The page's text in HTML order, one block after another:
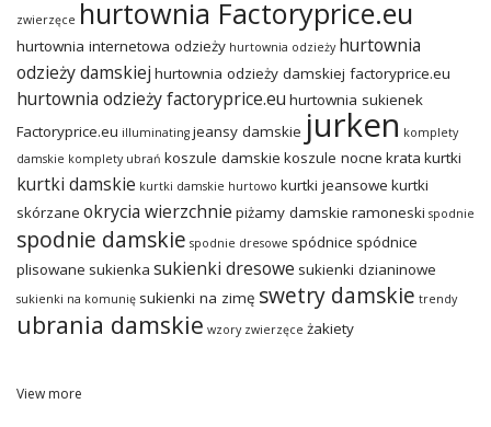
zwierzęce hurtownia Factoryprice.eu
hurtownia internetowa odzieży hurtownia odzieży hurtownia
odzieży damskiej hurtownia odzieży damskiej factoryprice.eu
hurtownia odzieży factoryprice.eu hurtownia sukienek
Factoryprice.eu illuminating jeansy damskie jurken komplety
damskie komplety ubrań koszule damskie koszule nocne krata kurtki
kurtki damskie kurtki damskie hurtowo kurtki jeansowe kurtki
skórzane okrycia wierzchnie piżamy damskie ramoneski spodnie
spodnie damskie spodnie dresowe spódnice spódnice
plisowane sukienka sukienki dresowe sukienki dzianinowe
sukienki na komunię sukienki na zimę swetry damskie trendy
ubrania damskie wzory zwierzęce żakiety
View more